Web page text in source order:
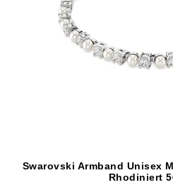
Swarovski Armband Unisex
Rhodiniert